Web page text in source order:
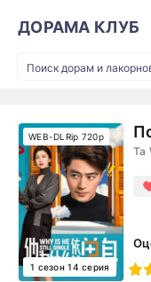
ДОРАМА КЛУБ
Ta
WEB-DLRip 720p
1 сезон 14 серия
1
2 3 4 5 6 7